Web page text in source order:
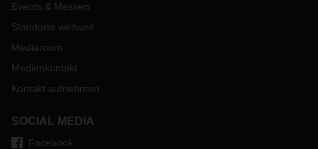
Events & Messen
Standorte weltweit
Mediaroom
Medienkontakt
Kontakt aufnehmen
SOCIAL MEDIA
Facebook